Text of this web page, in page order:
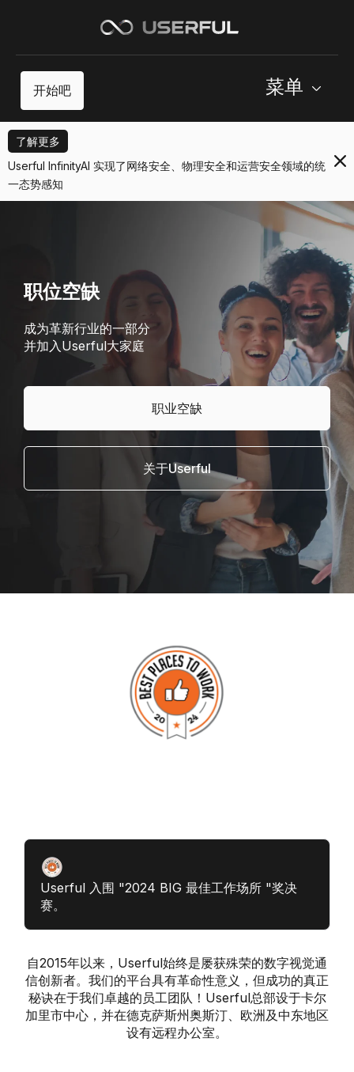
开始吧 菜单
了解更多
Userful InfinityAI 实现了网络安全、物理安全和运营安全领域的统
一态势感知
职位空缺
成为革新行业的一部分
并加入Userful大家庭
职业空缺
关于Userful
Userful 入围 "2024 BIG 最佳工作场所 "奖决
赛。
自2015年以来，Userful始终是屡获殊荣的数字视觉通
信创新者。我们的平台具有革命性意义，但成功的真正
秘诀在于我们卓越的员工团队！Userful总部设于卡尔
加里市中心，并在德克萨斯州奥斯汀、欧洲及中东地区
设有远程办公室。